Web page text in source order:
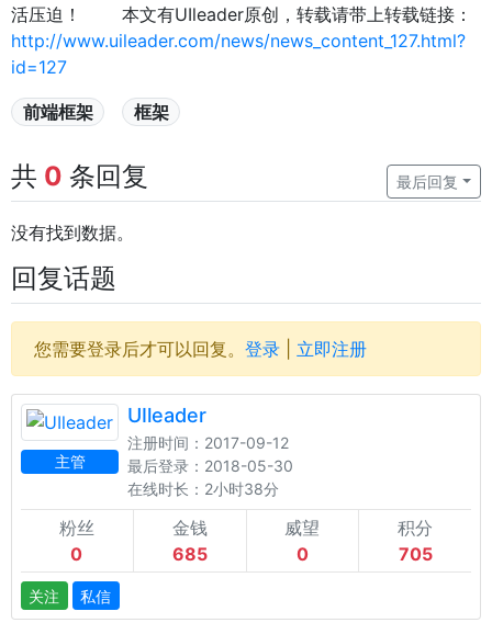
活压迫！ 本文有UIleader原创，转载请带上转载链接：
http://www.uileader.com/news/news_content_127.html?
id=127
前端框架 框架
共 0 条回复 最后回复
没有找到数据。
回复话题
您需要登录后才可以回复。 登录 立即注册
主管
UIleader
注册时间：2017-09-12
最后登录：2018-05-30
在线时长：2小时38分
粉丝
0
金钱
685
威望
0
积分
705
关注 私信